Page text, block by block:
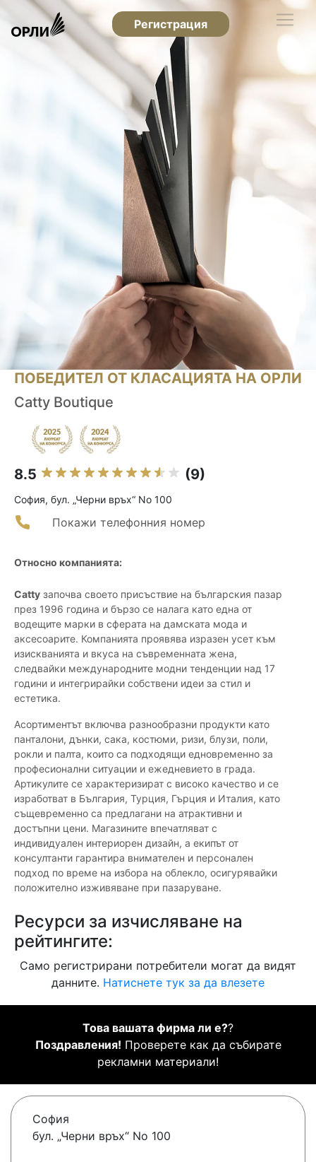
Регистрация
ПОБЕДИТЕЛ ОТ КЛАСАЦИЯТА НА ОРЛИ
Catty Boutique
8.5 (9)
София, бул. „Черни връх“ No 100
Покажи телефонния номер
Относно компанията:
Catty започва своето присъствие на българския пазар
през 1996 година и бързо се налага като една от
водещите марки в сферата на дамската мода и
аксесоарите. Компанията проявява изразен усет към
изискванията и вкуса на съвременната жена,
следвайки международните модни тенденции над 17
години и интегрирайки собствени идеи за стил и
естетика.
Асортиментът включва разнообразни продукти като
панталони, дънки, сака, костюми, ризи, блузи, поли,
рокли и палта, които са подходящи едновременно за
професионални ситуации и ежедневието в града.
Артикулите се характеризират с високо качество и се
изработват в България, Турция, Гърция и Италия, като
същевременно са предлагани на атрактивни и
достъпни цени. Магазините впечатляват с
индивидуален интериорен дизайн, а екипът от
консултанти гарантира внимателен и персонален
подход по време на избора на облекло, осигурявайки
положително изживяване при пазаруване.
Ресурси за изчисляване на
рейтингите:
Само регистрирани потребители могат да видят
данните. Натиснете тук за да влезете
Това вашата фирма ли е??
Поздравления! Проверете как да събирате
рекламни материали!
София
бул. „Черни връх“ No 100